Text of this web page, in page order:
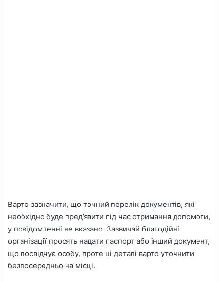
Варто зазначити, що точний перелік документів, які
необхідно буде пред’явити під час отримання допомоги,
у повідомленні не вказано. Зазвичай благодійні
організації просять надати паспорт або інший документ,
що посвідчує особу, проте ці деталі варто уточнити
безпосередньо на місці.